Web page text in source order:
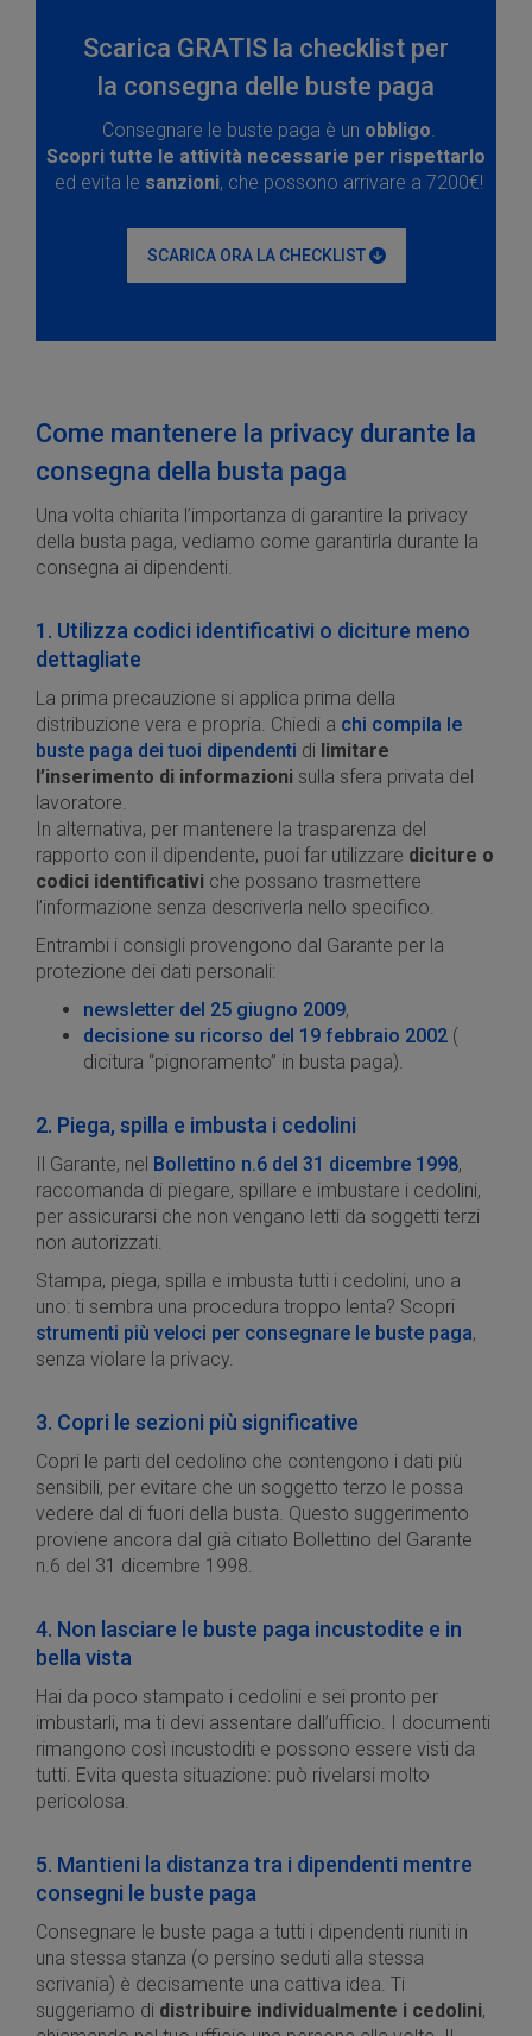
Scarica GRATIS la checklist per
la consegna delle buste paga
Consegnare le buste paga è un obbligo.
Scopri tutte le attività necessarie per rispettarlo
ed evita le sanzioni, che possono arrivare a 7200€!
SCARICA ORA LA CHECKLIST
Come mantenere la privacy durante la
consegna della busta paga
Una volta chiarita l’importanza di garantire la privacy
della busta paga, vediamo come garantirla durante la
consegna ai dipendenti.
1. Utilizza codici identificativi o diciture meno
dettagliate
La prima precauzione si applica prima della
distribuzione vera e propria. Chiedi a chi compila le
buste paga dei tuoi dipendenti di limitare
l’inserimento di informazioni sulla sfera privata del
lavoratore.
In alternativa, per mantenere la trasparenza del
rapporto con il dipendente, puoi far utilizzare diciture o
codici identificativi che possano trasmettere
l’informazione senza descriverla nello specifico.
Entrambi i consigli provengono dal Garante per la
protezione dei dati personali:
newsletter del 25 giugno 2009,
decisione su ricorso del 19 febbraio 2002 (
dicitura “pignoramento” in busta paga).
2. Piega, spilla e imbusta i cedolini
Il Garante, nel Bollettino n.6 del 31 dicembre 1998,
raccomanda di piegare, spillare e imbustare i cedolini,
per assicurarsi che non vengano letti da soggetti terzi
non autorizzati.
Stampa, piega, spilla e imbusta tutti i cedolini, uno a
uno: ti sembra una procedura troppo lenta? Scopri
strumenti più veloci per consegnare le buste paga,
senza violare la privacy.
3. Copri le sezioni più significative
Copri le parti del cedolino che contengono i dati più
sensibili, per evitare che un soggetto terzo le possa
vedere dal di fuori della busta. Questo suggerimento
proviene ancora dal già citiato Bollettino del Garante
n.6 del 31 dicembre 1998.
4. Non lasciare le buste paga incustodite e in
bella vista
Hai da poco stampato i cedolini e sei pronto per
imbustarli, ma ti devi assentare dall’ufficio. I documenti
rimangono così incustoditi e possono essere visti da
tutti. Evita questa situazione: può rivelarsi molto
pericolosa.
5. Mantieni la distanza tra i dipendenti mentre
consegni le buste paga
Consegnare le buste paga a tutti i dipendenti riuniti in
una stessa stanza (o persino seduti alla stessa
scrivania) è decisamente una cattiva idea. Ti
suggeriamo di distribuire individualmente i cedolini,